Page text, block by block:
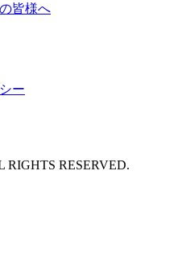
皆様へ
ー
RIGHTS RESERVED.